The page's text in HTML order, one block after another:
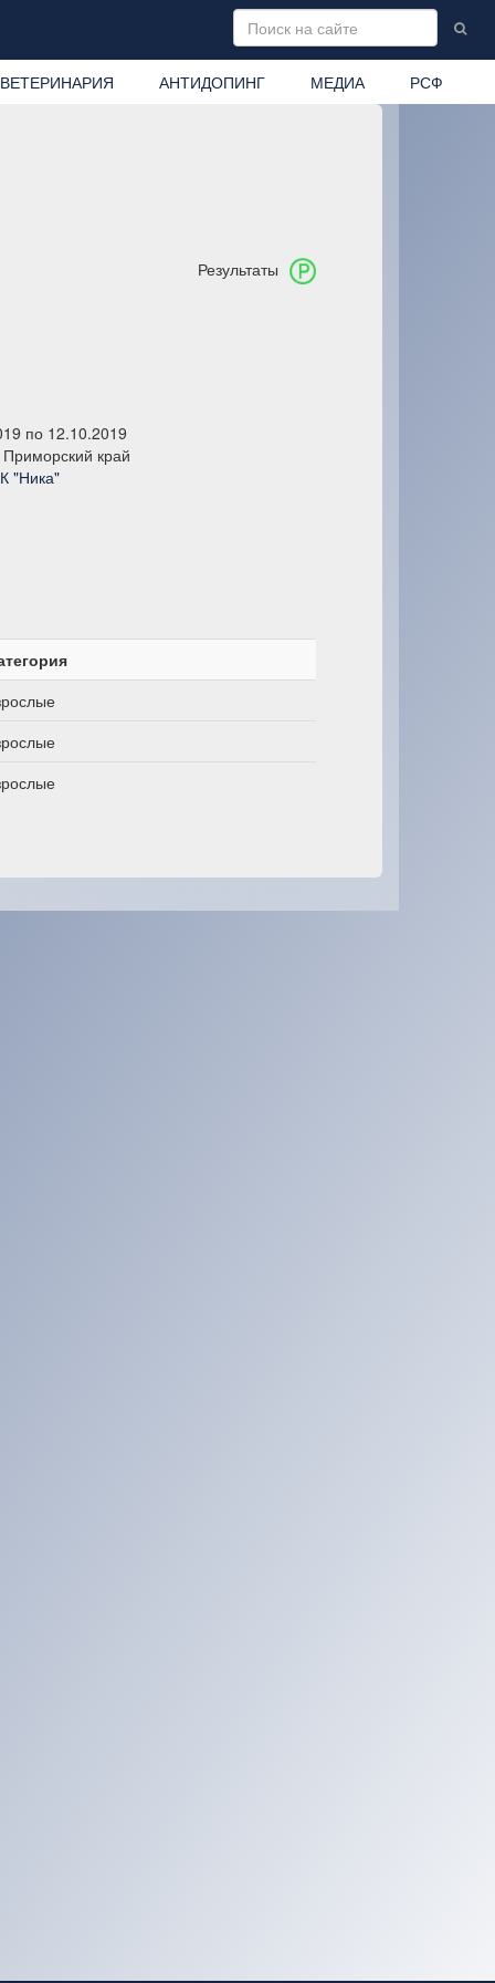
ВЕТЕРИНАРИЯ АНТИДОПИНГ МЕДИА РСФ
Результаты
по 12.10.2019
край
"Ника"